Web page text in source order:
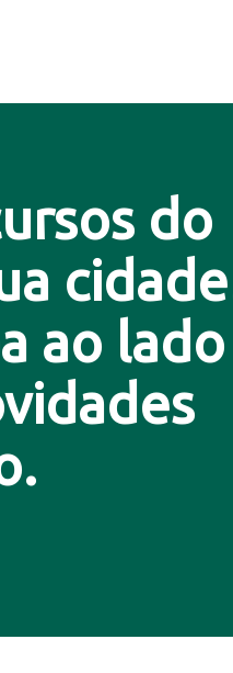
do
ao lado